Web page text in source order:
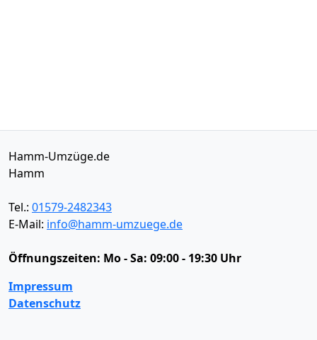
Hamm-Umzüge.de
Hamm
Tel.: 01579-2482343
E-Mail: info@hamm-umzuege.de
Öffnungszeiten: Mo - Sa: 09:00 - 19:30 Uhr
Impressum
Datenschutz